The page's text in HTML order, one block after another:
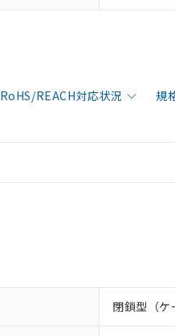
RoHS/REACH対応状況 規
閉鎖型（ケ